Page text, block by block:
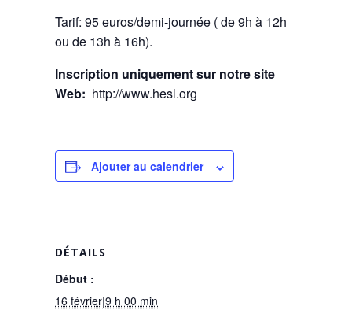
Tarif: 95 euros/demi-journée ( de 9h à 12h
ou de 13h à 16h).
Inscription uniquement sur notre site
Web: http://www.hesl.org
Ajouter au calendrier
DÉTAILS
Début :
16 février|9 h 00 min